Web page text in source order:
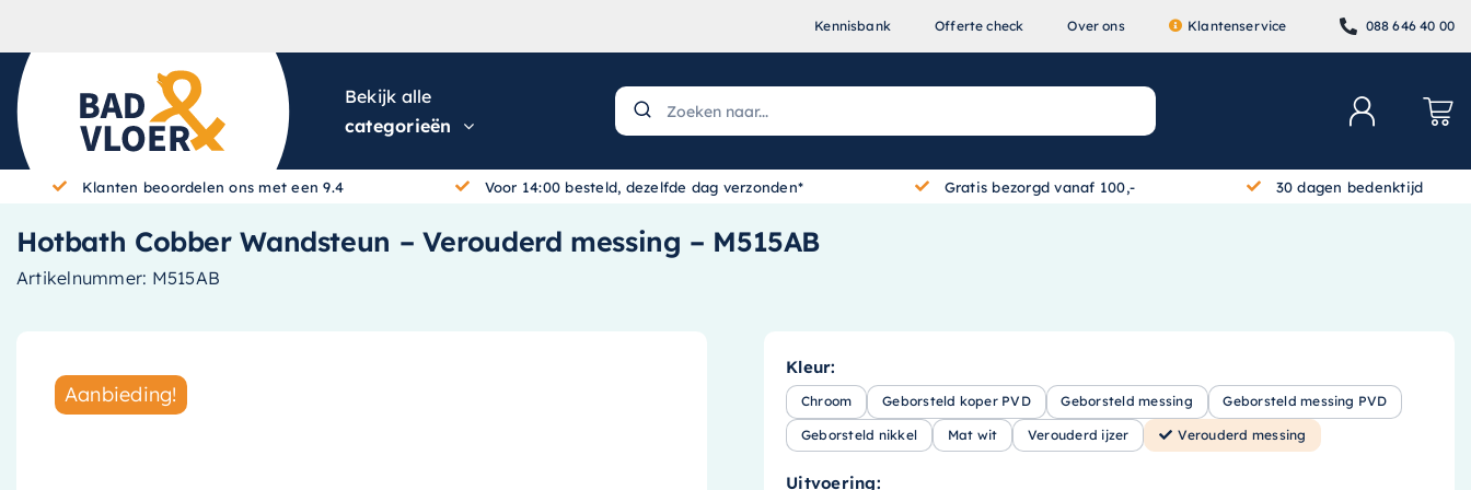
Kennisbank Offerte check Over ons Klantenservice 088 646 40 00
Bekijk alle
categorieën
Klanten beoordelen ons met een 9.4 Voor 14:00 besteld, dezelfde dag verzonden* Gratis bezorgd vanaf 100,- 30 dagen bedenktijd
Hotbath Cobber Wandsteun – Verouderd messing – M515AB
Artikelnummer: M515AB
Aanbieding!
Kleur:
Chroom Geborsteld koper PVD Geborsteld messing Geborsteld messing PVD
Geborsteld nikkel Mat wit Verouderd ijzer Verouderd messing
Uitvoering: